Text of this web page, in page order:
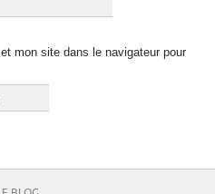
mon site dans le navigateur pour